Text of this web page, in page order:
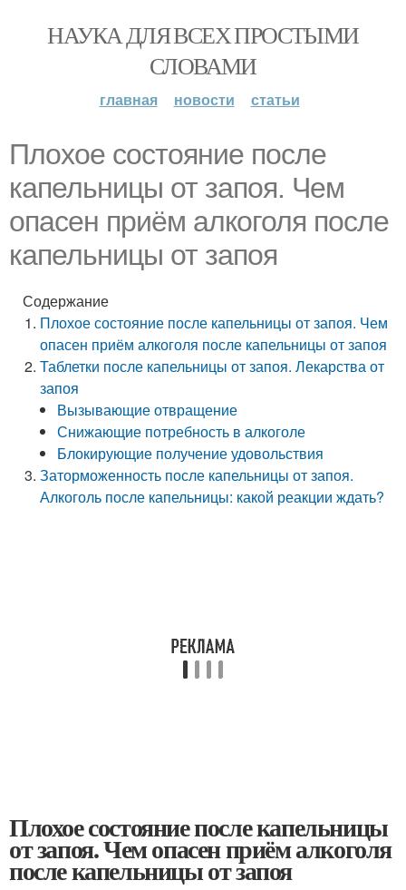
НАУКА ДЛЯ ВСЕХ ПРОСТЫМИ
СЛОВАМИ
главная новости статьи
Плохое состояние после
капельницы от запоя. Чем
опасен приём алкоголя после
капельницы от запоя
Содержание
Плохое состояние после капельницы от запоя. Чем
опасен приём алкоголя после капельницы от запоя
Таблетки после капельницы от запоя. Лекарства от
запоя
Вызывающие отвращение
Снижающие потребность в алкоголе
Блокирующие получение удовольствия
Заторможенность после капельницы от запоя.
Алкоголь после капельницы: какой реакции ждать?
Плохое состояние после капельницы
от запоя. Чем опасен приём алкоголя
после капельницы от запоя